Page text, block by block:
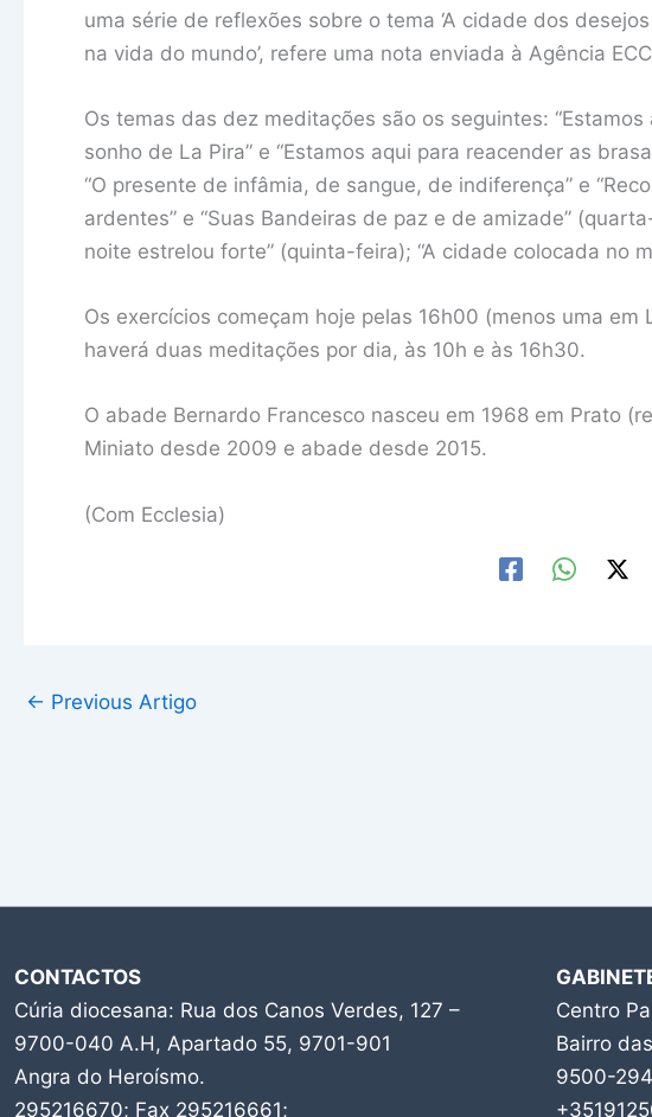
uma série de reflexões sobre o tema ‘A cidade dos
na vida do mundo’, refere uma nota enviada à Agência
Os temas das dez meditações são os seguintes:
sonho de La Pira” e “Estamos aqui para reacender as
“O presente de infâmia, de sangue, de indiferença” e
ardentes” e “Suas Bandeiras de paz e de amizade”
noite estrelou forte” (quinta-feira); “A cidade colocada no
Os exercícios começam hoje pelas 16h00 (menos uma
haverá duas meditações por dia, às 10h e às 16h30.
O abade Bernardo Francesco nasceu em 1968 em Prato
Miniato desde 2009 e abade desde 2015.
(Com Ecclesia)
← Previous Artigo
CONTACTOS
Cúria diocesana: Rua dos Canos Verdes, 127 –
9700-040 A.H, Apartado 55, 9701-901
Angra do Heroísmo.
295216670; Fax 295216661;
Centro
Bairro
9500-